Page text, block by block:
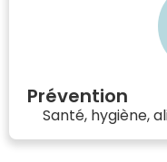
Prévention
Santé, hygiène,